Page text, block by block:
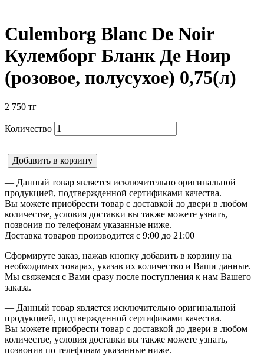
Culemborg Blanc De Noir
Кулемборг Бланк Де Ноир
(розовое, полусухое) 0,75(л)
2 750 тг
Количество
Добавить в корзину
— Данный товар является исключительно оригинальной
продукцией, подтвержденной сертификами качества.
Вы можете приобрести товар с доставкой до двери в любом
количестве, условия доставки вы также можете узнать,
позвонив по телефонам указанные ниже.
Доставка товаров производится с 9:00 до 21:00
Сформируте заказ, нажав кнопку добавить в корзину на
необходимых товарах, указав их количество и Ваши данные.
Мы свяжемся с Вами сразу после поступления к нам Вашего
заказа.
— Данный товар является исключительно оригинальной
продукцией, подтвержденной сертификами качества.
Вы можете приобрести товар с доставкой до двери в любом
количестве, условия доставки вы также можете узнать,
позвонив по телефонам указанные ниже.